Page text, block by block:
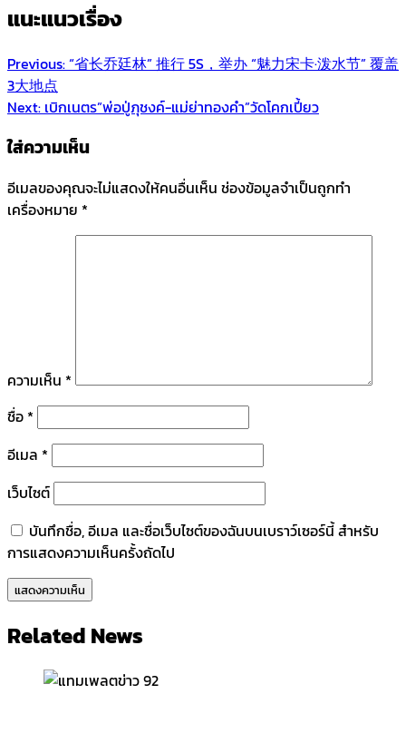
แนะแนวเรื่อง
Previous:“省长乔廷林” 推行 5S，举办 “魅力宋卡·泼水节” 覆盖
3大地点
Next: เบิกเนตร”พ่อปู่ภุชงค์-แม่ย่าทองคำ”วัดโคกเปี้ยว
ใส่ความเห็น
อีเมลของคุณจะไม่แสดงให้คนอื่นเห็น ช่องข้อมูลจำเป็นถูกทำ
เครื่องหมาย *
ความเห็น *
ชื่อ *
อีเมล *
เว็บไซต์
บันทึกชื่อ, อีเมล และชื่อเว็บไซต์ของฉันบนเบราว์เซอร์นี้ สำหรับ
การแสดงความเห็นครั้งถัดไป
Related News